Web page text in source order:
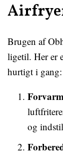
Brugen af
ligetil. Her er
hurtigt i gang:
og